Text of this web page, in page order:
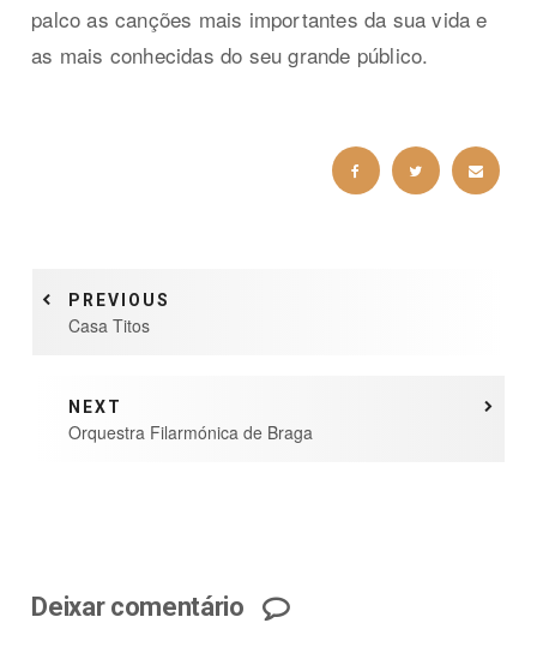
palco as canções mais importantes da sua vida e
as mais conhecidas do seu grande público.
PREVIOUS
Casa Titos
NEXT
Orquestra Filarmónica de Braga
Deixar comentário